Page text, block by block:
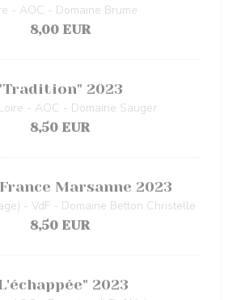
- AOC - Domaine Brume
8,00 EUR
2023
- AOC - Domaine Sauger
8,50 EUR
Marsanne 2023
- VdF - Domaine Betton Christelle
8,50 EUR
2023